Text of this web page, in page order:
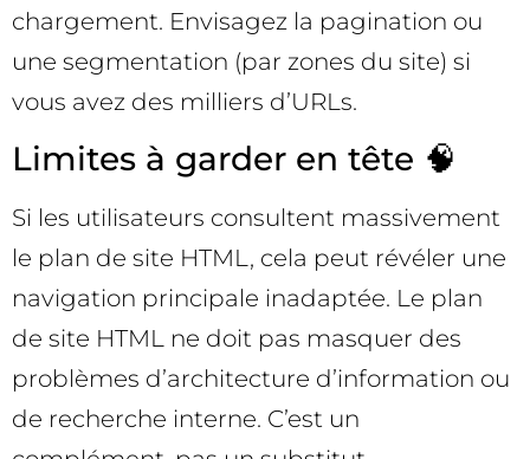
chargement. Envisagez la pagination ou
une segmentation (par zones du site) si
vous avez des milliers d’URLs.
Limites à garder en tête 🧠
Si les utilisateurs consultent massivement
le plan de site HTML, cela peut révéler une
navigation principale inadaptée. Le plan
de site HTML ne doit pas masquer des
problèmes d’architecture d’information ou
de recherche interne. C’est un